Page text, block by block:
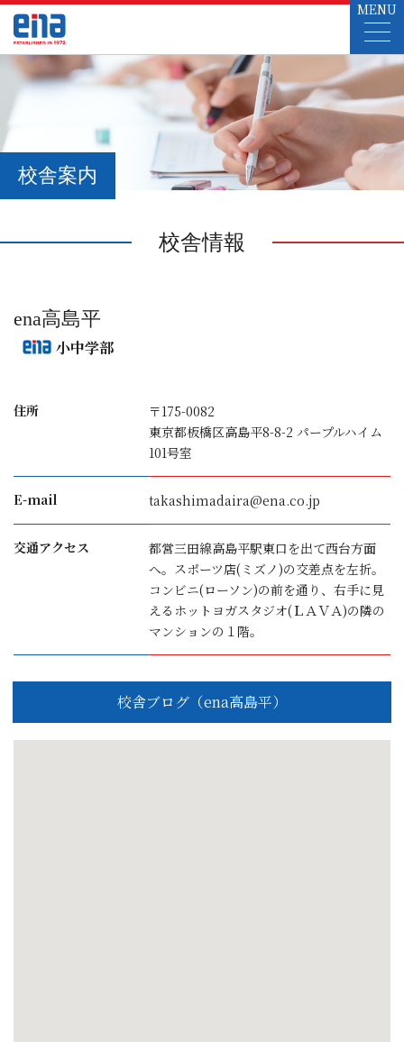
MENU
校舎案内
校舎情報
ena高島平
小中学部
住所
〒175-0082
東京都板橋区高島平8-8-2 パープルハイム
101号室
E-mail takashimadaira@ena.co.jp
交通アクセス
都営三田線高島平駅東口を出て西台方面
へ。スポーツ店(ミズノ)の交差点を左折。
コンビニ(ローソン)の前を通り、右手に見
えるホットヨガスタジオ(ＬＡＶＡ)の隣の
マンションの１階。
校舎ブログ（ena高島平）